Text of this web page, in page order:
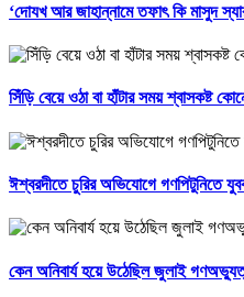
‘দোযখ আর জাহান্নামে তফাৎ কি মাসুদ
সিঁড়ি বেয়ে ওঠা বা হাঁটার সময় শ্বাসকষ্ট
ঈশ্বরদীতে চুরির অভিযোগে গণপিটুনিতে
কেন অনিবার্য হয়ে উঠেছিল জুলাই